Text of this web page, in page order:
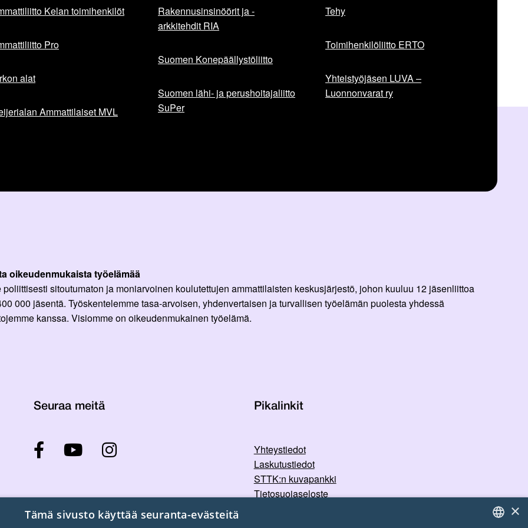
Kelan toimihenkilöt
Pro
alat
Ammattilaiset MVL
Rakennusinsinöörit ja -
arkkitehdit RIA
Suomen Konepäällystöliitto
Suomen lähi- ja perushoitajaliitto
SuPer
Tehy
Toimihenkilöliitto ERTO
Yhteistyöjäsen LUVA –
Luonnonvarat ry
oikeudenmukaista työelämää
poliittisesti sitoutumaton ja moniarvoinen koulutettujen ammattilaisten keskusjärjestö, johon kuuluu 12 jäsenliittoa
000 jäsentä. Työskentelemme tasa-arvoisen, yhdenvertaisen ja turvallisen työelämän puolesta yhdessä
kanssa. Visiomme on oikeudenmukainen työelämä.
Seuraa meitä Pikalinkit
Yhteystiedot
Laskutustiedot
STTK:n kuvapankki
Tietosuojaseloste
×
Tämä sivusto käyttää seuranta-evästeitä